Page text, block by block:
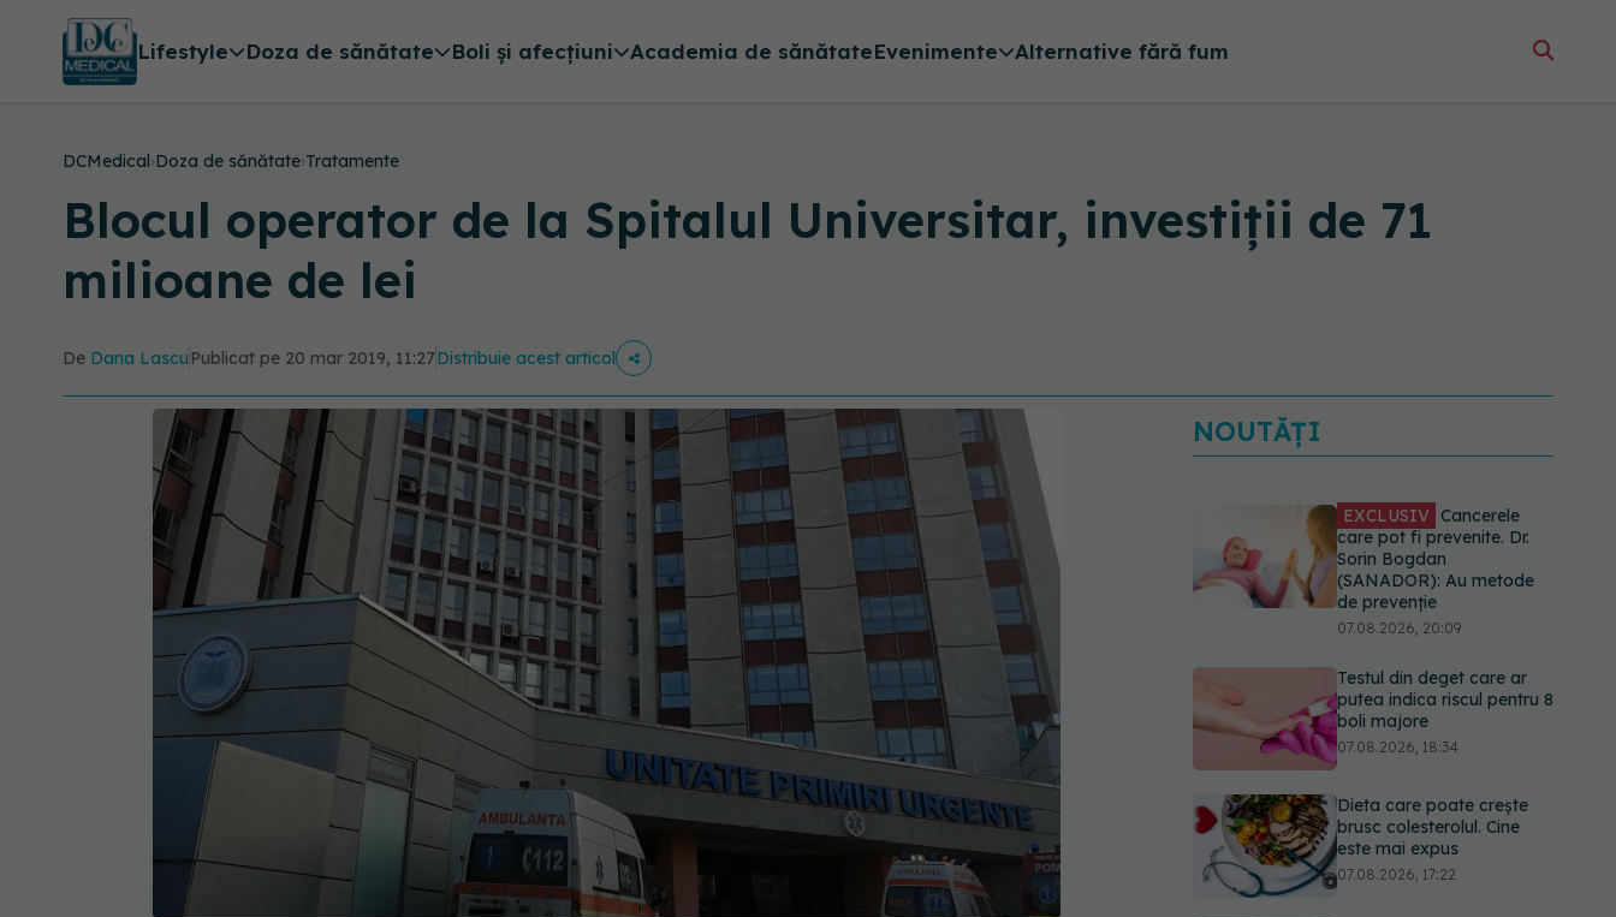
Lifestyle Doza de sănătate Boli și afecțiuni Academia de sănătateEvenimente Alternative fără fum
DCMedical›Doza de sănătate›Tratamente
Blocul operator de la Spitalul Universitar, investiții de 71
milioane de lei
De Dana Lascu Publicat pe 20 mar 2019, 11:27Distribuie acest articol
NOUTĂȚI
EXCLUSIV Cancerele
care pot fi prevenite. Dr.
Sorin Bogdan
(SANADOR): Au metode
de prevenție
07.08.2026, 20:09
Testul din deget care ar
putea indica riscul pentru 8
boli majore
07.08.2026, 18:34
Dieta care poate crește
brusc colesterolul. Cine
este mai expus
07.08.2026, 17:22